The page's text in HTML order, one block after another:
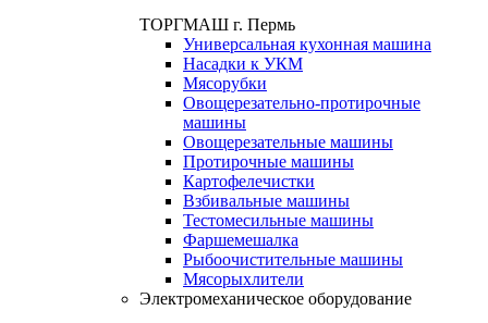
ТОРГМАШ г. Пермь
Универсальная кухонная машина
Насадки к УКМ
Мясорубки
Овощерезательно-протирочные
машины
Овощерезательные машины
Протирочные машины
Картофелечистки
Взбивальные машины
Тестомесильные машины
Фаршемешалка
Рыбоочистительные машины
Мясорыхлители
Электромеханическое оборудование